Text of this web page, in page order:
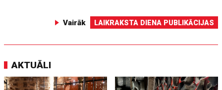
Vairāk LAIKRAKSTA DIENA PUBLIKĀCIJAS
AKTUĀLI